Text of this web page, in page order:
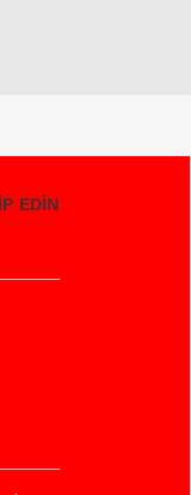
EDİN